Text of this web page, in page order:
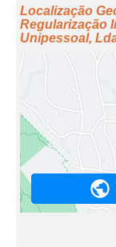
Localização
Regularização
Unipessoal,